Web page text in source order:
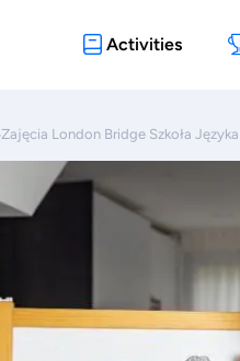
Activities
Zajęcia London Bridge Szkoła